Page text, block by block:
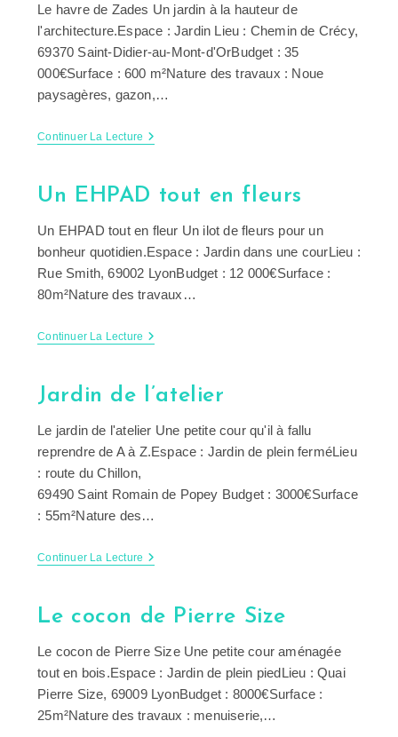
Le havre de Zades Un jardin à la hauteur de
l'architecture.Espace : Jardin Lieu : Chemin de Crécy,
69370 Saint-Didier-au-Mont-d'OrBudget : 35
000€Surface : 600 m²Nature des travaux : Noue
paysagères, gazon,…
Continuer La Lecture Le
Un EHPAD tout en fleurs
Un EHPAD tout en fleur Un ilot de fleurs pour un
bonheur quotidien.Espace : Jardin dans une courLieu :
Rue Smith, 69002 LyonBudget : 12 000€Surface :
80m²Nature des travaux…
Continuer La Lecture Un
Fleurs
Jardin de l’atelier
Le jardin de l'atelier Une petite cour qu'il à fallu
reprendre de A à Z.Espace : Jardin de plein ferméLieu
: route du Chillon,
69490 Saint Romain de Popey Budget : 3000€Surface
: 55m²Nature des…
Continuer La Lecture Jardin
Le cocon de Pierre Size
Le cocon de Pierre Size Une petite cour aménagée
tout en bois.Espace : Jardin de plein piedLieu : Quai
Pierre Size, 69009 LyonBudget : 8000€Surface :
25m²Nature des travaux : menuiserie,…